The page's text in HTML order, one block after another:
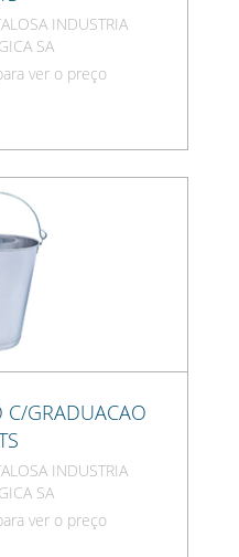
INDUSTRIA
SA
ver o preço
C/GRADUACAO
INDUSTRIA
SA
ver o preço